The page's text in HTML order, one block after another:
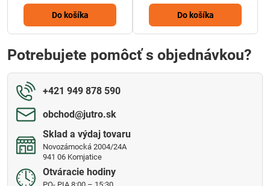
Do košíka Do košíka
Potrebujete pomôcť s objednávkou?
+421 949 878 590
obchod​@jutro​.sk
Sklad a výdaj tovaru
Novozámocká 2004/24A
941 06 Komjatice
Otváracie hodiny